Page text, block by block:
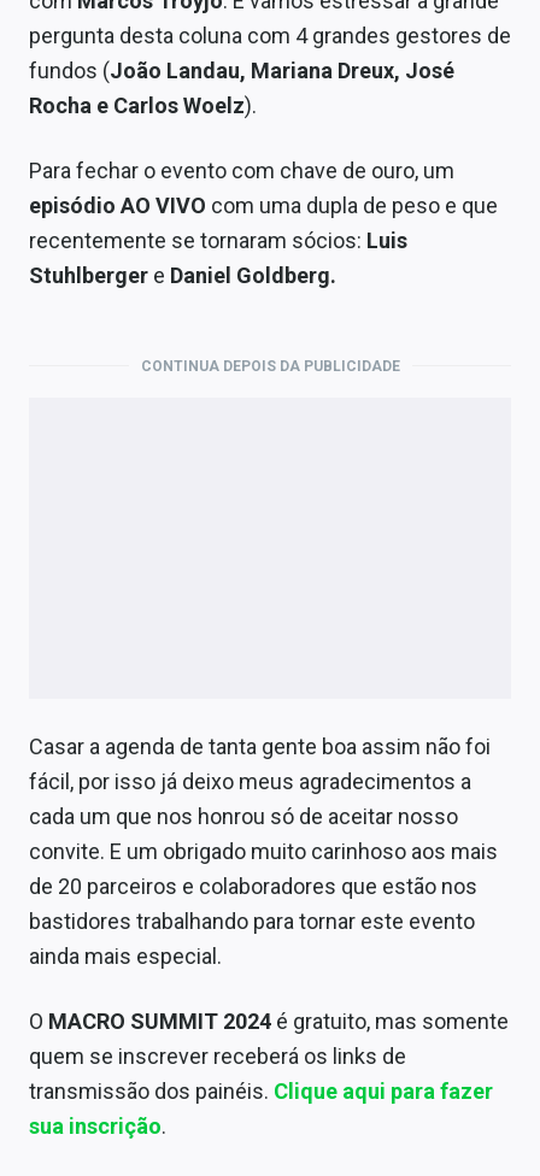
pergunta desta coluna com 4 grandes gestores de
fundos (João Landau, Mariana Dreux, José
Rocha e Carlos Woelz).
Para fechar o evento com chave de ouro, um
episódio AO VIVO com uma dupla de peso e que
recentemente se tornaram sócios: Luis
Stuhlberger e Daniel Goldberg.
CONTINUA DEPOIS DA PUBLICIDADE
Casar a agenda de tanta gente boa assim não foi
fácil, por isso já deixo meus agradecimentos a
cada um que nos honrou só de aceitar nosso
convite. E um obrigado muito carinhoso aos mais
de 20 parceiros e colaboradores que estão nos
bastidores trabalhando para tornar este evento
ainda mais especial.
O MACRO SUMMIT 2024 é gratuito, mas somente
quem se inscrever receberá os links de
transmissão dos painéis. Clique aqui para fazer
sua inscrição.